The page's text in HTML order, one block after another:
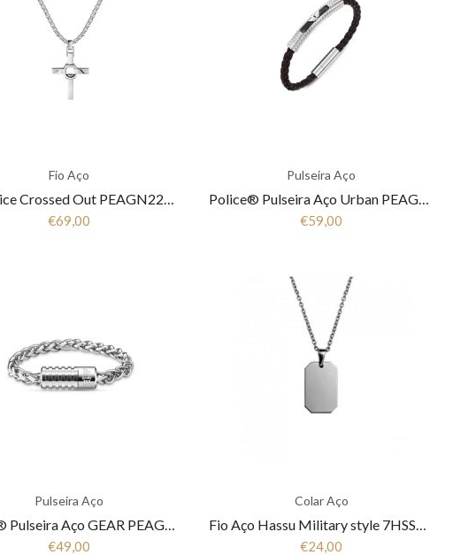
Fio Aço
Fio Police Crossed Out PEAGN2211311
€69,00
Pulseira Aço
Police® Pulseira Aço Urban PEAGB0001108
€59,00
Pulseira Aço
Police® Pulseira Aço GEAR PEAGB2211543
€49,00
Colar Aço
Fio Aço Hassu Military style 7HSS510811C
€24,00